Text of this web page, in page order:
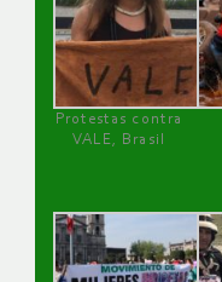
Protestas contra
VALE, Brasil